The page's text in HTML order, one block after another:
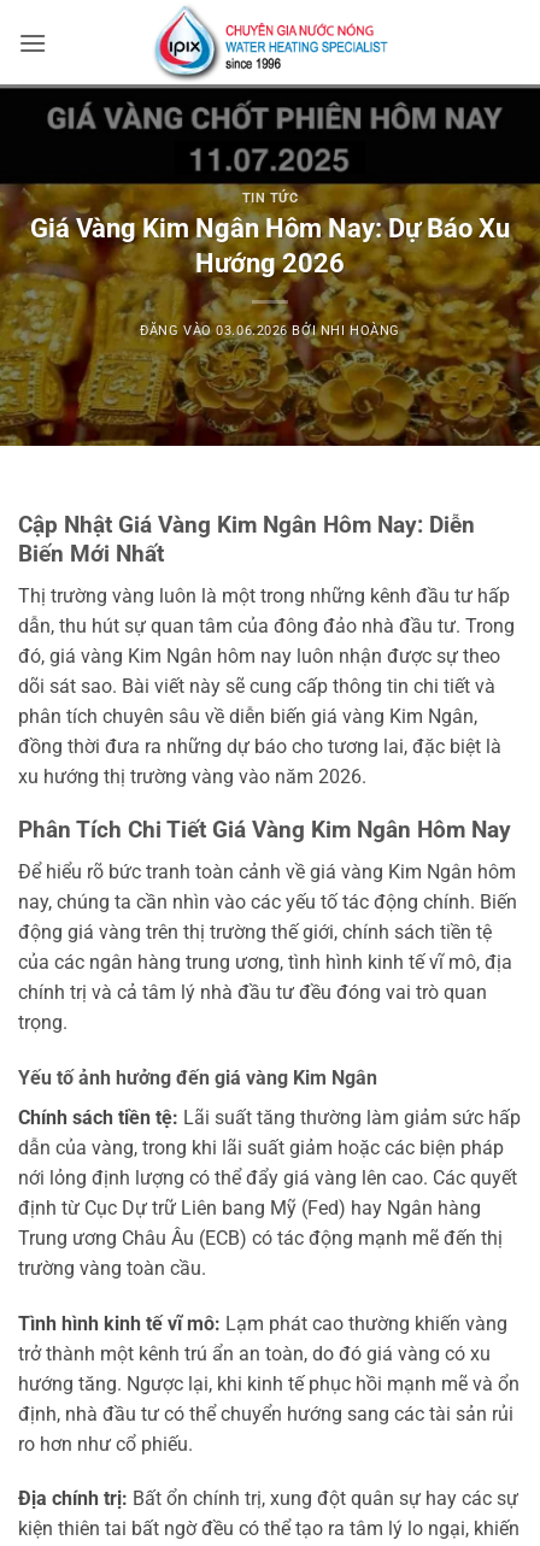
qua
TIN TỨC
Giá Vàng Kim Ngân Hôm Nay: Dự Báo Xu
Hướng 2026
ĐĂNG VÀO03.06.2026 BỞI NHI HOÀNG
Cập Nhật Giá Vàng Kim Ngân Hôm Nay: Diễn
Biến Mới Nhất
Thị trường vàng luôn là một trong những kênh đầu tư hấp
dẫn, thu hút sự quan tâm của đông đảo nhà đầu tư. Trong
đó, giá vàng Kim Ngân hôm nay luôn nhận được sự theo
dõi sát sao. Bài viết này sẽ cung cấp thông tin chi tiết và
phân tích chuyên sâu về diễn biến giá vàng Kim Ngân,
đồng thời đưa ra những dự báo cho tương lai, đặc biệt là
xu hướng thị trường vàng vào năm 2026.
Phân Tích Chi Tiết Giá Vàng Kim Ngân Hôm Nay
Để hiểu rõ bức tranh toàn cảnh về giá vàng Kim Ngân hôm
nay, chúng ta cần nhìn vào các yếu tố tác động chính. Biến
động giá vàng trên thị trường thế giới, chính sách tiền tệ
của các ngân hàng trung ương, tình hình kinh tế vĩ mô, địa
chính trị và cả tâm lý nhà đầu tư đều đóng vai trò quan
trọng.
Yếu tố ảnh hưởng đến giá vàng Kim Ngân
Chính sách tiền tệ: Lãi suất tăng thường làm giảm sức hấp
dẫn của vàng, trong khi lãi suất giảm hoặc các biện pháp
nới lỏng định lượng có thể đẩy giá vàng lên cao. Các quyết
định từ Cục Dự trữ Liên bang Mỹ (Fed) hay Ngân hàng
Trung ương Châu Âu (ECB) có tác động mạnh mẽ đến thị
trường vàng toàn cầu.
Tình hình kinh tế vĩ mô: Lạm phát cao thường khiến vàng
trở thành một kênh trú ẩn an toàn, do đó giá vàng có xu
hướng tăng. Ngược lại, khi kinh tế phục hồi mạnh mẽ và ổn
định, nhà đầu tư có thể chuyển hướng sang các tài sản rủi
ro hơn như cổ phiếu.
Địa chính trị: Bất ổn chính trị, xung đột quân sự hay các sự
kiện thiên tai bất ngờ đều có thể tạo ra tâm lý lo ngại, khiến